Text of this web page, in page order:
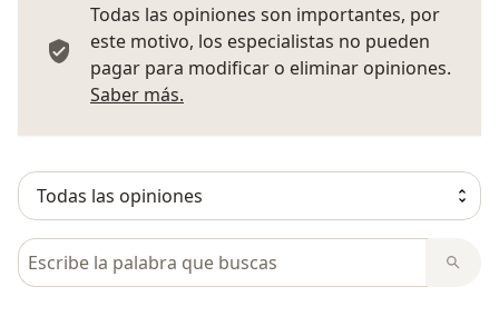
Todas las opiniones son importantes, por
este motivo, los especialistas no pueden
pagar para modificar o eliminar opiniones.
Saber más.
Busca en opiniones